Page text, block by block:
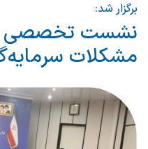
برگزار شد:
نشست تخصصی
مشکلات